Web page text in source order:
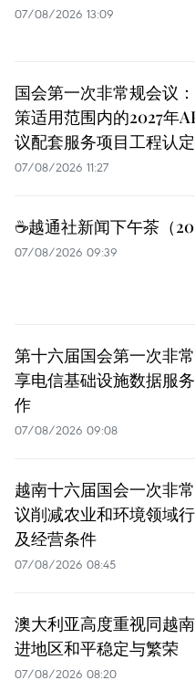
07/08/2026 13:09
国会第一次非常规会议
策适用范围内的2027年
议配套服务项目工程认
07/08/2026 11:27
☕️越通社新闻下午茶（
07/08/2026 09:39
第十六届国会第一次非
享电信基础设施数据服
作
07/08/2026 09:08
越南十六届国会一次非
议削减农业和环境领域
及经营条件
07/08/2026 08:45
澳大利亚高度重视同越
进地区和平稳定与繁荣
07/08/2026 08:20